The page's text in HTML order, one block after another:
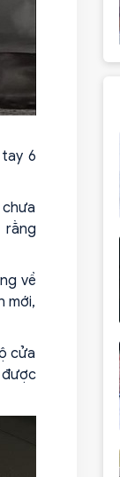
6
về
mới,
cửa
được